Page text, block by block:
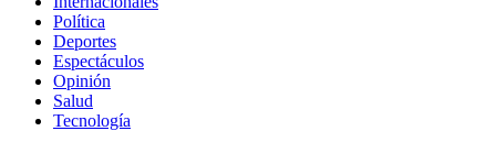
Política
Deportes
Espectáculos
Opinión
Salud
Tecnología